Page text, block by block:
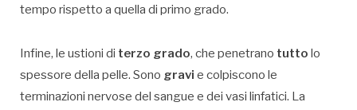
tempo rispetto a quella di primo grado.
Infine, le ustioni di terzo grado, che penetrano tutto lo
spessore della pelle. Sono gravi e colpiscono le
terminazioni nervose del sangue e dei vasi linfatici. La